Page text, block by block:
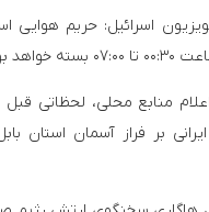
– کانال ۱۲ تلویزیون اسرائیل: حریم
بود.
اعلام منابع محلی، لحظاتی
بر فراز آسمان استان